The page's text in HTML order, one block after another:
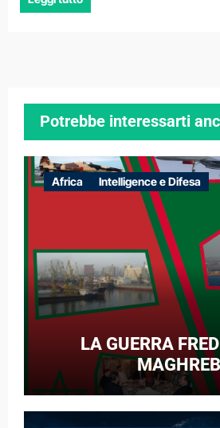
Potrebbe interessarti
Africa Intelligence e Difesa
LA GUERRA
MAGHREB